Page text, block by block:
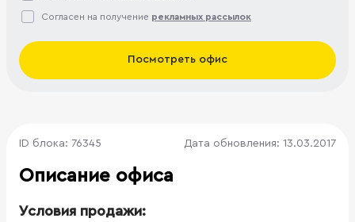
Согласен на получение рекламных рассылок
Посмотреть офис
ID блока: 76345 Дата обновления: 13.03.2017
Описание офиса
Условия продажи: